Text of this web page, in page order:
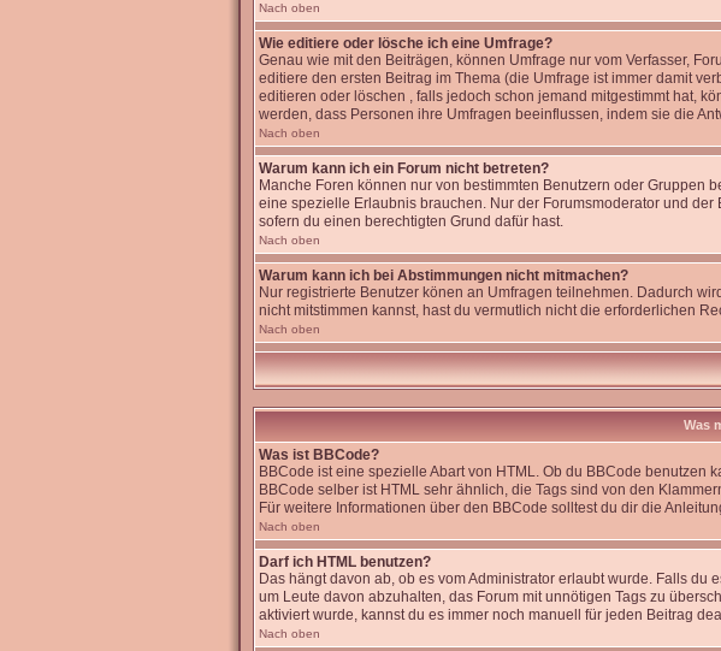
Nach oben
Wie editiere oder lösche ich eine Umfrage?
Genau wie mit den Beiträgen, können Umfrage nur vom Verfasser,
editiere den ersten Beitrag im Thema (die Umfrage ist immer damit
editieren oder löschen , falls jedoch schon jemand mitgestimmt hat,
werden, dass Personen ihre Umfragen beeinflussen, indem sie die
Nach oben
Warum kann ich ein Forum nicht betreten?
Manche Foren können nur von bestimmten Benutzern oder Gruppen
eine spezielle Erlaubnis brauchen. Nur der Forumsmoderator und
sofern du einen berechtigten Grund dafür hast.
Nach oben
Warum kann ich bei Abstimmungen nicht mitmachen?
Nur registrierte Benutzer könen an Umfragen teilnehmen. Dadurch
nicht mitstimmen kannst, hast du vermutlich nicht die erforderlichen
Nach oben
Was
Was ist BBCode?
BBCode ist eine spezielle Abart von HTML. Ob du BBCode
BBCode selber ist HTML sehr ähnlich, die Tags sind von den
Für weitere Informationen über den BBCode solltest du dir die
Nach oben
Darf ich HTML benutzen?
Das hängt davon ab, ob es vom Administrator erlaubt wurde. Falls
um Leute davon abzuhalten, das Forum mit unnötigen Tags zu
aktiviert wurde, kannst du es immer noch manuell für jeden Beitrag
Nach oben